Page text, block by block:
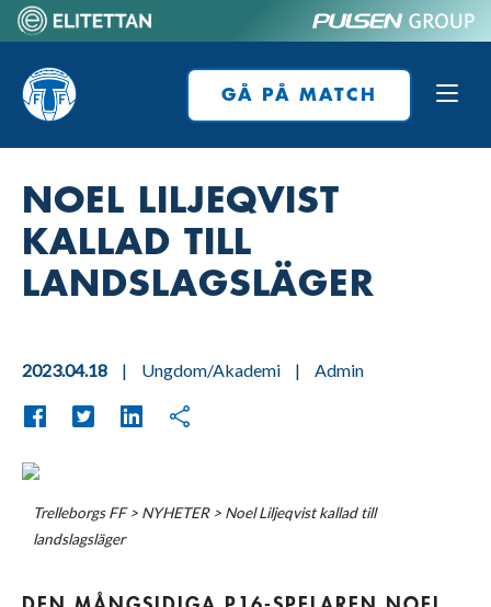
content
Home
GÅ PÅ MATCH
NOEL LILJEQVIST
KALLAD TILL
LANDSLAGSLÄGER
2023.04.18 | Ungdom/Akademi | Admin
Trelleborgs FF> NYHETER> Noel Liljeqvist kallad till
landslagsläger